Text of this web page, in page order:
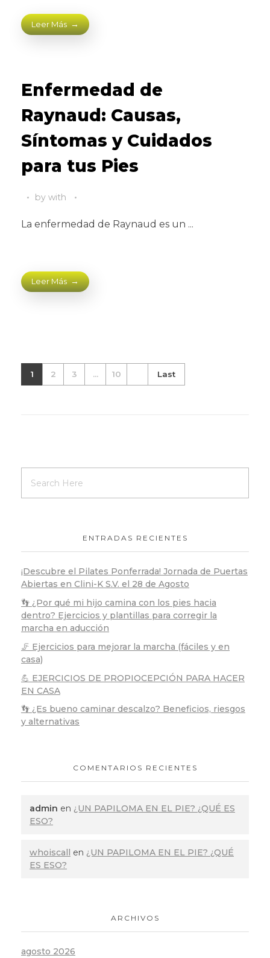
Leer Más
Enfermedad de
Raynaud: Causas,
Síntomas y Cuidados
para tus Pies
by with
La enfermedad de Raynaud es un ...
Leer Más
1 2 3 ... 10 Last
ENTRADAS RECIENTES
¡Descubre el Pilates Ponferrada! Jornada de Puertas
Abiertas en Clini-K S.V. el 28 de Agosto
👣 ¿Por qué mi hijo camina con los pies hacia
dentro? Ejercicios y plantillas para corregir la
marcha en aducción
🦵 Ejercicios para mejorar la marcha (fáciles y en
casa)
💪 EJERCICIOS DE PROPIOCEPCIÓN PARA HACER
EN CASA
👣 ¿Es bueno caminar descalzo? Beneficios, riesgos
y alternativas
COMENTARIOS RECIENTES
admin en ¿UN PAPILOMA EN EL PIE? ¿QUÉ ES
ESO?
whoiscall en ¿UN PAPILOMA EN EL PIE? ¿QUÉ
ES ESO?
ARCHIVOS
agosto 2026